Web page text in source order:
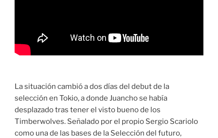
La situación cambió a dos días del debut de la
selección en Tokio, a donde Juancho se había
desplazado tras tener el visto bueno de los
Timberwolves. Señalado por el propio Sergio Scariolo
como una de las bases de la Selección del futuro,